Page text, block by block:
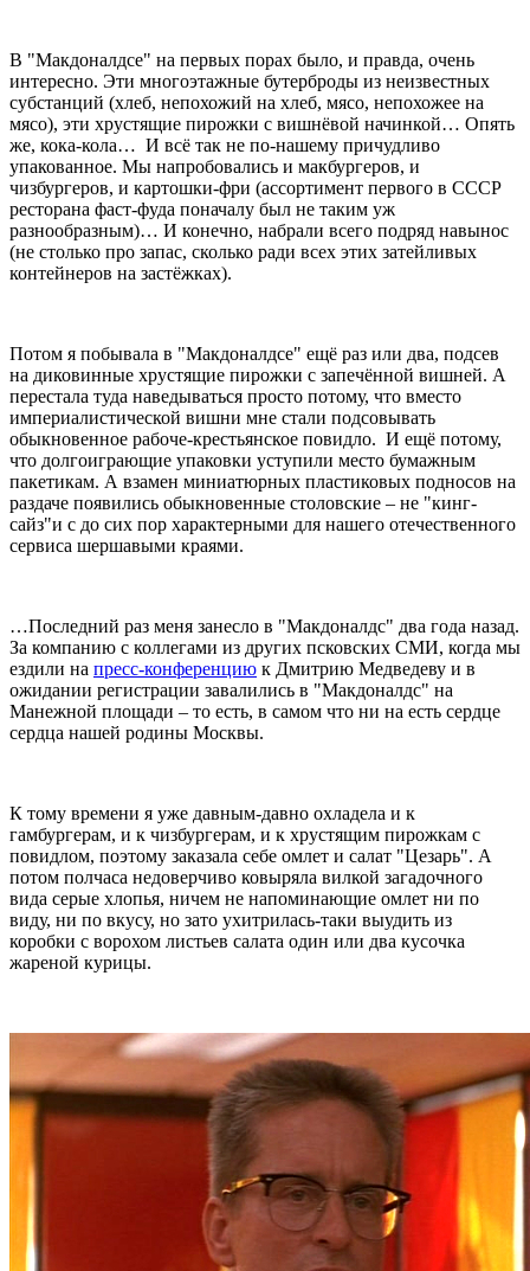
В "Макдоналдсе" на первых порах было, и правда, очень
интересно. Эти многоэтажные бутерброды из неизвестных
субстанций (хлеб, непохожий на хлеб, мясо, непохожее на
мясо), эти хрустящие пирожки с вишнёвой начинкой… Опять
же, кока-кола… И всё так не по-нашему причудливо
упакованное. Мы напробовались и макбургеров, и
чизбургеров, и картошки-фри (ассортимент первого в СССР
ресторана фаст-фуда поначалу был не таким уж
разнообразным)… И конечно, набрали всего подряд навынос
(не столько про запас, сколько ради всех этих затейливых
контейнеров на застёжках).
Потом я побывала в "Макдоналдсе" ещё раз или два, подсев
на диковинные хрустящие пирожки с запечённой вишней. А
перестала туда наведываться просто потому, что вместо
империалистической вишни мне стали подсовывать
обыкновенное рабоче-крестьянское повидло. И ещё потому,
что долгоиграющие упаковки уступили место бумажным
пакетикам. А взамен миниатюрных пластиковых подносов на
раздаче появились обыкновенные столовские – не "кинг-
сайз"и с до сих пор характерными для нашего отечественного
сервиса шершавыми краями.
…Последний раз меня занесло в "Макдоналдс" два года назад.
За компанию с коллегами из других псковских СМИ, когда мы
ездили на пресс-конференцию к Дмитрию Медведеву и в
ожидании регистрации завалились в "Макдоналдс" на
Манежной площади – то есть, в самом что ни на есть сердце
сердца нашей родины Москвы.
К тому времени я уже давным-давно охладела и к
гамбургерам, и к чизбургерам, и к хрустящим пирожкам с
повидлом, поэтому заказала себе омлет и салат "Цезарь". А
потом полчаса недоверчиво ковыряла вилкой загадочного
вида серые хлопья, ничем не напоминающие омлет ни по
виду, ни по вкусу, но зато ухитрилась-таки выудить из
коробки с ворохом листьев салата один или два кусочка
жареной курицы.